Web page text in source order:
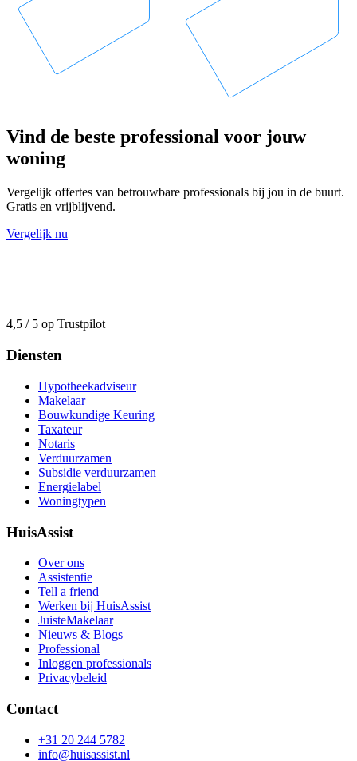
Vind de beste professional voor jouw
woning
Vergelijk offertes van betrouwbare professionals bij jou in de buurt.
Gratis en vrijblijvend.
Vergelijk nu
4,5 / 5 op Trustpilot
Diensten
Hypotheekadviseur
Makelaar
Bouwkundige Keuring
Taxateur
Notaris
Verduurzamen
Subsidie verduurzamen
Energielabel
Woningtypen
HuisAssist
Over ons
Assistentie
Tell a friend
Werken bij HuisAssist
JuisteMakelaar
Nieuws & Blogs
Professional
Inloggen professionals
Privacybeleid
Contact
+31 20 244 5782
info@huisassist.nl